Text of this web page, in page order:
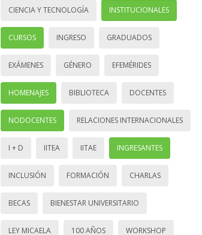
CIENCIA Y TECNOLOGÍA INSTITUCIONALES
CURSOS INGRESO GRADUADOS
EXÁMENES GÉNERO EFEMÉRIDES
HOMENAJES BIBLIOTECA DOCENTES
NODOCENTES RELACIONES INTERNACIONALES
I + D IITEA IITAE INGRESANTES
INCLUSIÓN FORMACIÓN CHARLAS
BECAS BIENESTAR UNIVERSITARIO
LEY MICAELA 100 AÑOS WORKSHOP